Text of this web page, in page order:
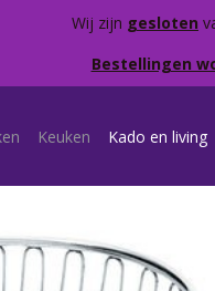
Wij zijn gesloten
Bestellingen
Keuken Kado en living